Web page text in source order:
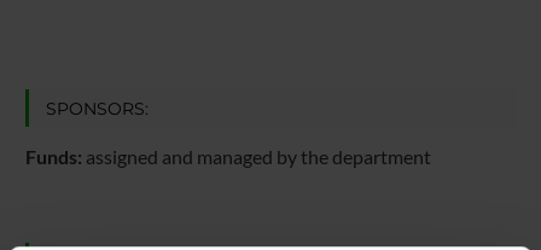
SPONSORS:
Funds: assigned and managed by the department